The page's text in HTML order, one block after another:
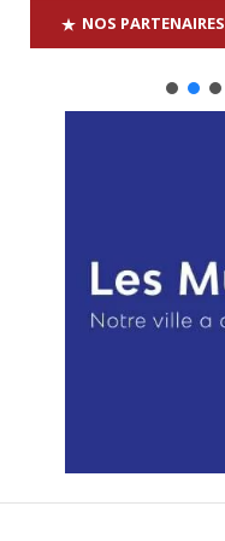
NOS PARTENAIRES